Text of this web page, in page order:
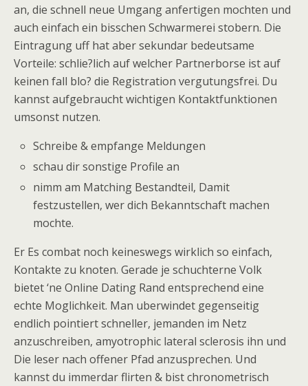
an, die schnell neue Umgang anfertigen mochten und
auch einfach ein bisschen Schwarmerei stobern. Die
Eintragung uff hat aber sekundar bedeutsame
Vorteile: schlie?lich auf welcher Partnerborse ist auf
keinen fall blo? die Registration vergutungsfrei. Du
kannst aufgebraucht wichtigen Kontaktfunktionen
umsonst nutzen.
Schreibe & empfange Meldungen
schau dir sonstige Profile an
nimm am Matching Bestandteil, Damit
festzustellen, wer dich Bekanntschaft machen
mochte.
Er Es combat noch keineswegs wirklich so einfach,
Kontakte zu knoten. Gerade je schuchterne Volk
bietet ‘ne Online Dating Rand entsprechend eine
echte Moglichkeit. Man uberwindet gegenseitig
endlich pointiert schneller, jemanden im Netz
anzuschreiben, amyotrophic lateral sclerosis ihn und
Die leser nach offener Pfad anzusprechen. Und
kannst du immerdar flirten & bist chronometrisch